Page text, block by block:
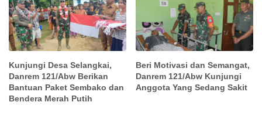
Kunjungi Desa Selangkai,
Danrem 121/Abw Berikan
Bantuan Paket Sembako dan
Bendera Merah Putih
Beri Motivasi dan Semangat,
Danrem 121/Abw Kunjungi
Anggota Yang Sedang Sakit